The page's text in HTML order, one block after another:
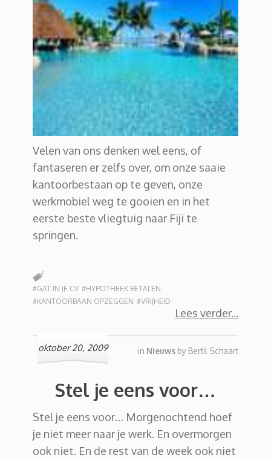
Velen van ons denken wel eens, of
fantaseren er zelfs over, om onze saaie
kantoorbestaan op te geven, onze
werkmobiel weg te gooien en in het
eerste beste vliegtuig naar Fiji te
springen.
Lees verder
#GAT IN JE CV #HYPOTHEEK BETALEN
#KANTOORBAAN OPZEGGEN #VRIJHEID
oktober 20, 2009 in Nieuws by Bertil Schaart
Stel je eens voor…
Stel je eens voor… Morgenochtend hoef
je niet meer naar je werk. En overmorgen
ook niet. En de rest van de week ook niet